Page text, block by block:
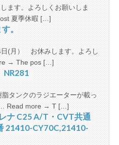
ます。よろしくお願いしま
夏季休暇 […]
。
(月） お休みします。よろし
→ The pos […]
タンクのラジエーターが載っ
… Read more → T […]
ナ C25 A/T・CVT共通
21410-CY70C,21410-